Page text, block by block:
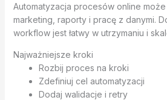
Automatyzacja procesów online
marketing, raporty i pracę z danymi.
workflow jest łatwy w utrzymaniu i
Najważniejsze kroki
Rozbij proces na kroki
Zdefiniuj cel automatyzacji
Dodaj walidacje i retry